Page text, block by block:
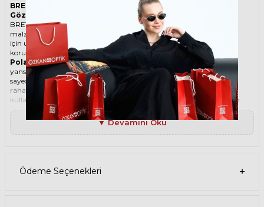
BRETT AL SUN C04 59 Polarize Lacivert Unisex Güneş
Gözlüğü
BRETT ikonik Köşeli Titanyum güneş gözlüğü, tarzı ve kaliteli
malzemesi ile göz alıcı bir aksesuar. Hem erkekler hem de kadınlar
için uygun olan bu güneş gözlüğü, güneşin zararlı ışınlarından
korunmanızı sağlarken, stilinizi de yansıtır.
Polarize güneş gözlüğü, güneş ışınlarının yatay yüzeylerden
yansımasını engelleyen özel bir filtre içeren bir gözlük türüdür. Bu
sayede, gözlerinizin parlama, yansıma, kamaşma gibi
rahatsızlıklardan korunmasını sağlar. Polarize güneş gözlüğü
kullanmak, hem görüş kalitenizi artırır hem de göz sağlığınızı korur.
Degradeli güneş gözlüğü
, camın üst kısmının koyu, alt kısmının
ise açık renkli olduğu bir güneş gözlüğü türüdür. Bu sayede, hem
güneş ışınlarının yüzünüze çarpmasını engeller hem de alt kısımdan
gelen ışığı daha net görmenizi sağlar. Degradeli güneş gözlüğü
• BRETT AL SUN C04 59 Polarize Lacivert Unisex güneş gözlüğü,
yüksek kaliteli Titanyum çerçeveye ve Organik lense sahiptir. Bu
▼ Devamını Oku
Ödeme Seçenekleri